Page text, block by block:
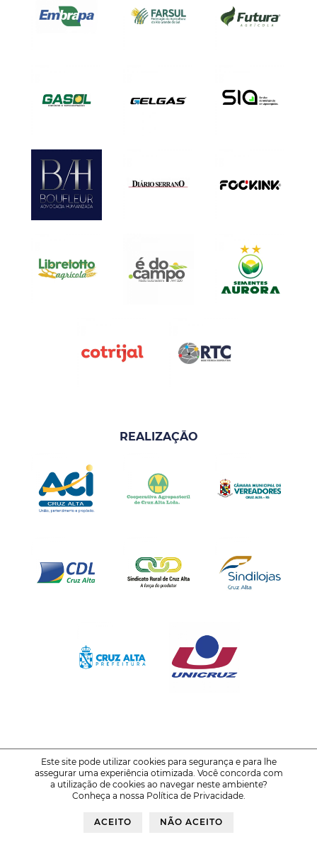
REALIZAÇÃO
© 2021-2026FENATRIGO - Feira Nacional do Trigo
Política de Privacidade Voltar ao Topo
Este site pode utilizar cookies para segurança e para lhe
assegurar uma experiência otimizada. Você concorda com
a utilização de cookies ao navegar neste ambiente?
Conheça a nossa Política de Privacidade.
ACEITO NÃO ACEITO